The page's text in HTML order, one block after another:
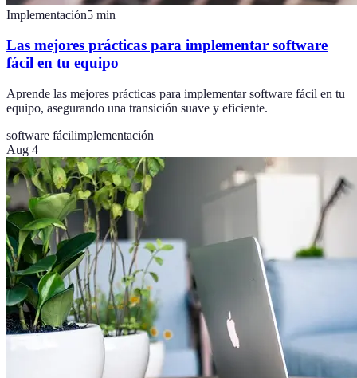
Implementación5 min
Las mejores prácticas para implementar software
fácil en tu equipo
Aprende las mejores prácticas para implementar software fácil en tu
equipo, asegurando una transición suave y eficiente.
software fácilimplementación
Aug 4